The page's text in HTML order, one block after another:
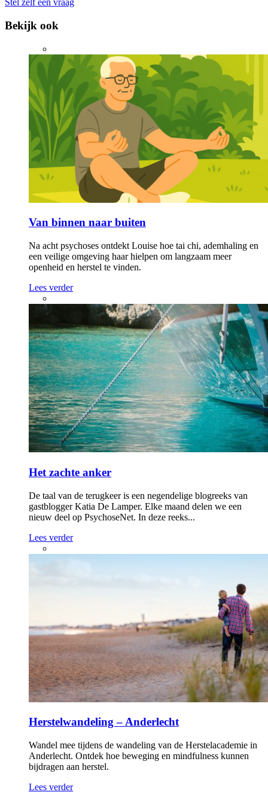
Stel zelf een vraag
Bekijk ook
Van binnen naar buiten
Na acht psychoses ontdekt Louise hoe tai chi, ademhaling en
een veilige omgeving haar hielpen om langzaam meer
openheid en herstel te vinden.
Lees verder
Het zachte anker
De taal van de terugkeer is een negendelige blogreeks van
gastblogger Katia De Lamper. Elke maand delen we een
nieuw deel op PsychoseNet. In deze reeks...
Herstelwandeling – Anderlecht
Wandel mee tijdens de wandeling van de Herstelacademie in
Anderlecht. Ontdek hoe beweging en mindfulness kunnen